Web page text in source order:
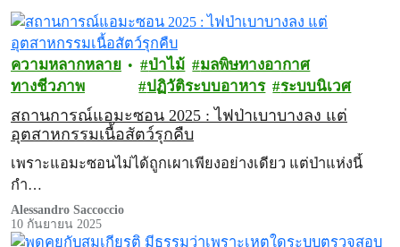
ความหลากหลาย
ทางชีวภาพ
ป่าไม้
มลพิษทางอากาศ
ปฏิวัติระบบอาหาร
ระบบนิเวศ
สถานการณ์แอมะซอน 2025 : ไฟป่าเบาบางลง แต่
อุตสาหกรรมเนื้อสัตว์รุกคืบ
เพราะแอมะซอนไม่ได้ถูกเผาเพียงอย่างเดียว แต่ป่าแห่งนี้
กำ…
Alessandro Saccoccio
10 กันยายน 2025